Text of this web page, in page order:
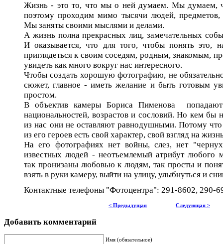
Жизнь - это то, что мы о ней думаем. Мы думаем,
поэтому проходим мимо тысячи людей, предметов,
Мы заняты своими мыслями и делами.
А жизнь полна прекрасных лиц, замечательных
И оказывается, что для того, чтобы понять это,
приглядеться к своим соседям, родным, знакомым,
увидеть как много вокруг нас интересного.
Чтобы создать хорошую фотографию, не
сюжет, главное - иметь желание и быть готовым
простом.
В объектив камеры Бориса Пименова
национальностей, возрастов и сословий. Но кем бы
из нас они не оставляют равнодушными. Потому
из его героев есть свой характер, свой взгляд на
На его фотографиях нет войны, слез, нет
известных людей - неотъемлемый атрибут любого
так пронизаны любовью к людям, так просты и
взять в руки камеру, выйти на улицу, улыбнуться и
Контактные телефоны "Фотоцентра": 291-8602, 290-
< Предыдущая Следующая >
Добавить комментарий
Имя (обязательное)